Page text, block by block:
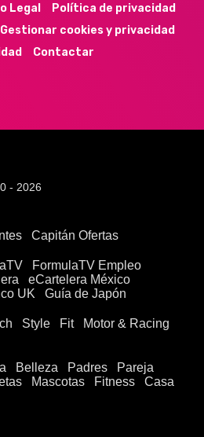
Legal
Política de privacidad
Gestionar cookies y privacidad
Contactar
- 2026
Capitán Ofertas
FormulaTV Empleo
eCartelera México
UK
Guía de Japón
Style Fit
Motor & Racing
Belleza Padres
Pareja
Mascotas Fitness
Casa